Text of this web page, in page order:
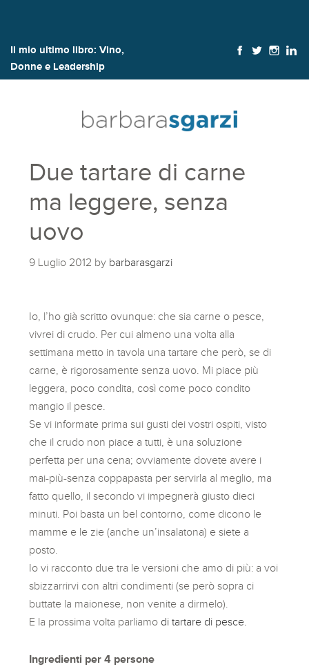
Il mio ultimo libro: Vino,
Donne e Leadership
Due tartare di carne
ma leggere, senza
uovo
9 Luglio 2012 by barbarasgarzi
Io, l’ho già scritto ovunque: che sia carne o pesce,
vivrei di crudo. Per cui almeno una volta alla
settimana metto in tavola una tartare che però, se di
carne, è rigorosamente senza uovo. Mi piace più
leggera, poco condita, così come poco condito
mangio il pesce.
Se vi informate prima sui gusti dei vostri ospiti, visto
che il crudo non piace a tutti, è una soluzione
perfetta per una cena; ovviamente dovete avere i
mai-più-senza coppapasta per servirla al meglio, ma
fatto quello, il secondo vi impegnerà giusto dieci
minuti. Poi basta un bel contorno, come dicono le
mamme e le zie (anche un’insalatona) e siete a
posto.
Io vi racconto due tra le versioni che amo di più: a voi
sbizzarrirvi con altri condimenti (se però sopra ci
buttate la maionese, non venite a dirmelo).
E la prossima volta parliamo di tartare di pesce.
Ingredienti per 4 persone